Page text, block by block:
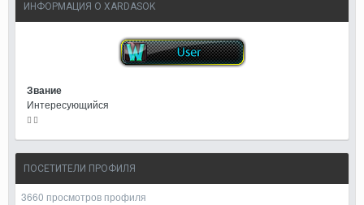
ИНФОРМАЦИЯ О XARDASOK
Звание
Интересующийся
ПОСЕТИТЕЛИ ПРОФИЛЯ
3660 просмотров профиля